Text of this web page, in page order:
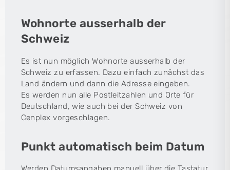
Wohnorte ausserhalb der
Schweiz
Es ist nun möglich Wohnorte ausserhalb der
Schweiz zu erfassen. Dazu einfach zunächst das
Land ändern und dann die Adresse eingeben.
Es werden nun alle Postleitzahlen und Orte für
Deutschland, wie auch bei der Schweiz von
Cenplex vorgeschlagen.
Punkt automatisch beim Datum